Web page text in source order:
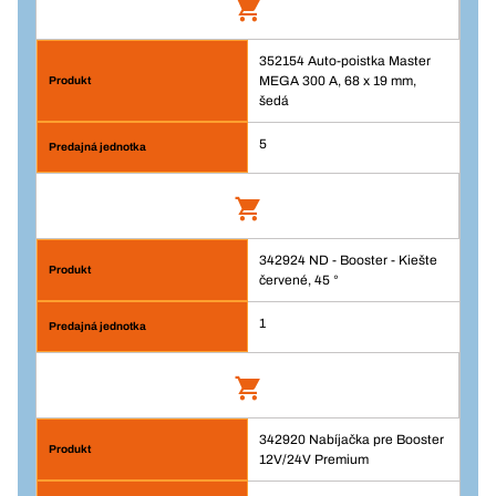
Množstvo
Pridať do košíka
12V nabíjací kábel s pripojením do
cigaretového zapaľovača
Číslo výrobku: 362977
Množstvo
Pridať do košíka
352154 Auto-poistka Master
MEGA 300 A, 68 x 19 mm,
šedá
5
Auto-poistka Master MEGA 300 A, 68 x 19
mm, šedá
Číslo výrobku: 352154
Balenie/KS
342924 ND - Booster - Kiešte
červené, 45 °
1
ND - Booster - Kiešte červené, 45 °
Číslo výrobku: 342924
342920 Nabíjačka pre Booster
12V/24V Premium